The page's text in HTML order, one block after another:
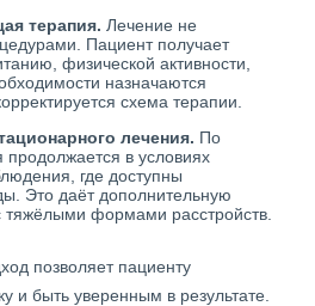
терапия. Лечение не
Пациент получает
физической активности,
назначаются
схема терапии.
лечения. По
продолжается в условиях
где доступны
Это даёт дополнительную
тяжёлыми формами расстройств.
позволяет пациенту
и быть уверенным в результате.